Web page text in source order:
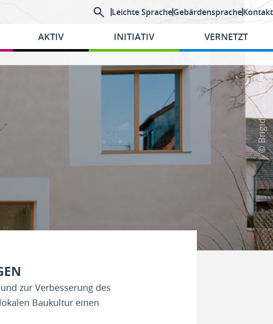
Leichte SpracheGebärdenspracheKontakt
AKTIV INITIATIV VERNETZT
© Brigida Gonzalez
zur Verbesserung des
Baukultur einen